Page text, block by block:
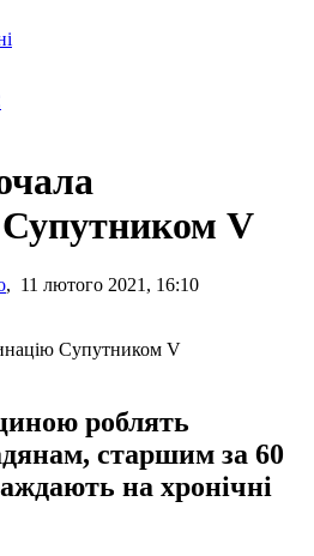
V
, 11 лютого 2021, 16:10
роблять
старшим за 60
на хронічні